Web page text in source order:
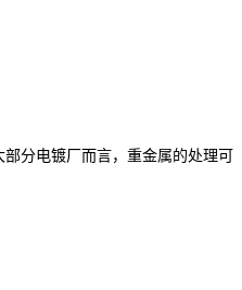
分电镀厂而言，重金属的处理可